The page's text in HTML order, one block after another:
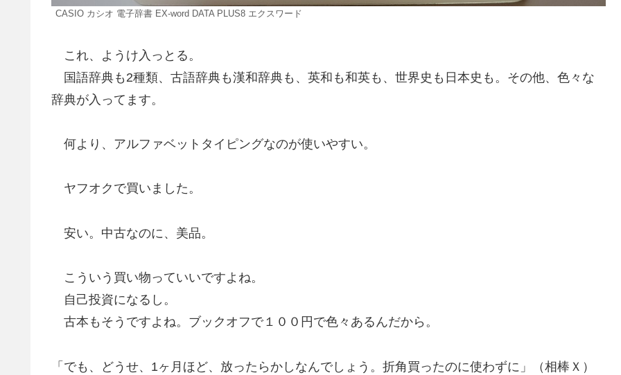
CASIO カシオ 電子辞書 EX-word DATA PLUS8 エクスワード
これ、ようけ入っとる。
国語辞典も2種類、古語辞典も漢和辞典も、英和も和英も、世界史も日本史も。その他、色々な
辞典が入ってます。
何より、アルファベットタイピングなのが使いやすい。
ヤフオクで買いました。
安い。中古なのに、美品。
こういう買い物っていいですよね。
自己投資になるし。
古本もそうですよね。ブックオフで１００円で色々あるんだから。
「でも、どうせ、1ヶ月ほど、放ったらかしなんでしょう。折角買ったのに使わずに」（相棒Ｘ）